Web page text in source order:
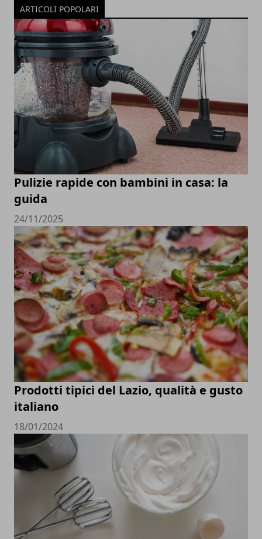
ARTICOLI POPOLARI
Pulizie rapide con bambini in casa: la
guida
24/11/2025
Prodotti tipici del Lazio, qualità e gusto
italiano
18/01/2024